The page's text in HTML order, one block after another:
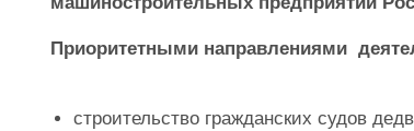
Приоритетными направлениями
строительство гражданских судов